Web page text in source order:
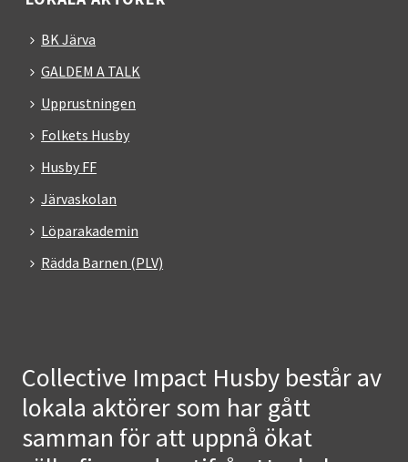
BK Järva
GALDEM A TALK
Upprustningen
Folkets Husby
Husby FF
Järvaskolan
Löparakademin
Rädda Barnen (PLV)
Collective Impact Husby består av
lokala aktörer som har gått
samman för att uppnå ökat